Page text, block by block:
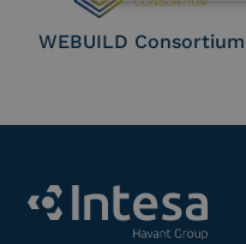
WEBUILD Consortium